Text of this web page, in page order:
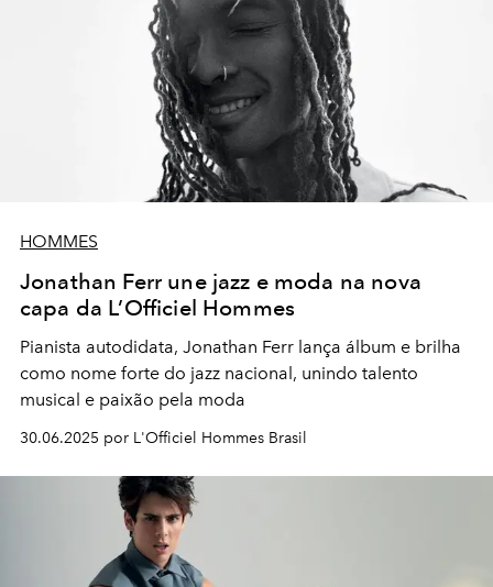
HOMMES
Jonathan Ferr une jazz e moda na nova
capa da L’Officiel Hommes
Pianista autodidata, Jonathan Ferr lança álbum e brilha
como nome forte do jazz nacional, unindo talento
musical e paixão pela moda
30.06.2025 por L'Officiel Hommes Brasil